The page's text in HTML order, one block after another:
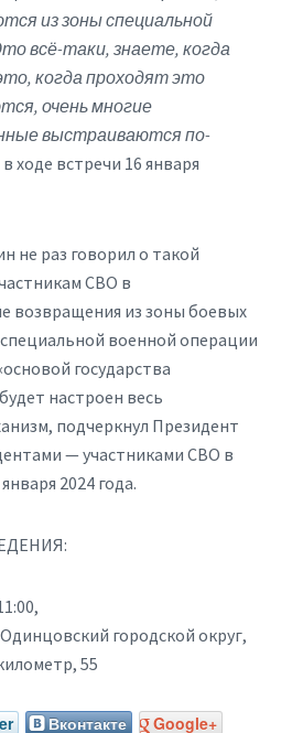
из зоны специальной
всё-таки, знаете, когда
когда проходят это
очень многие
выстраиваются по-
ходе встречи 16 января
не раз говорил о такой
СВО в
возвращения из зоны боевых
военной операции
государства
настроен весь
подчеркнул Президент
— участниками СВО в
2024 года.
городской округ,
55
Вконтакте Google+